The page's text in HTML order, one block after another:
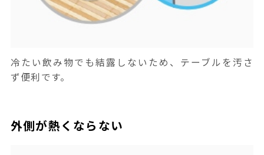
冷たい飲み物でも結露しないため、テーブルを汚さ
ず便利です。
外側が熱くならない